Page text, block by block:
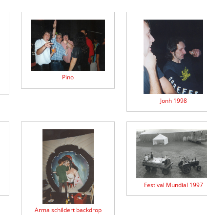
Pino
Jonh 1998
Arma schildert backdrop
Festival Mundial 1997